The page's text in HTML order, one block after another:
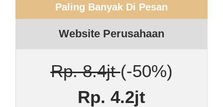
Paling Banyak Di Pesan
Website Perusahaan
Rp. 8.4jt(-50%)
Rp. 4.2jt